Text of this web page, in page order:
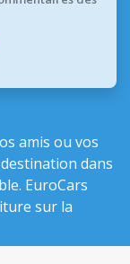
amis ou vos
dans
EuroCars
sur la